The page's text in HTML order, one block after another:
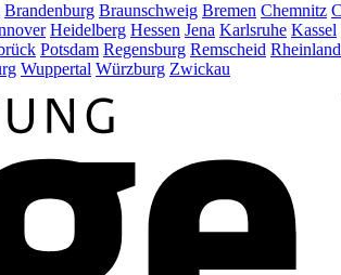
Brandenburg Braunschweig Bremen Chemnitz
Heidelberg Hessen Jena Karlsruhe Kassel
Potsdam Regensburg Remscheid
Wuppertal Würzburg Zwickau